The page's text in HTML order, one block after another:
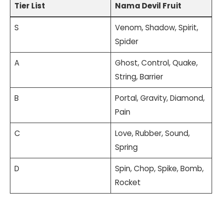
Tier List Nama Devil Fruit
S
Venom, Shadow, Spirit,
Spider
A
Ghost, Control, Quake,
String, Barrier
B
Portal, Gravity, Diamond,
Pain
C
Love, Rubber, Sound,
Spring
D
Spin, Chop, Spike, Bomb,
Rocket